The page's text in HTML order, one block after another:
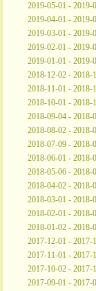
2019-05-01 - 2019-
2019-04-01 - 2019-
2019-03-01 - 2019-
2019-02-01 - 2019-
2019-01-01 - 2019-
2018-12-02 - 2018-
2018-11-01 - 2018-
2018-10-01 - 2018-
2018-09-04 - 2018-
2018-08-02 - 2018-
2018-07-09 - 2018-
2018-06-01 - 2018-
2018-05-06 - 2018-
2018-04-02 - 2018-
2018-03-01 - 2018-
2018-02-01 - 2018-
2018-01-02 - 2018-
2017-12-01 - 2017-
2017-11-01 - 2017-
2017-10-02 - 2017-
2017-09-01 - 2017-